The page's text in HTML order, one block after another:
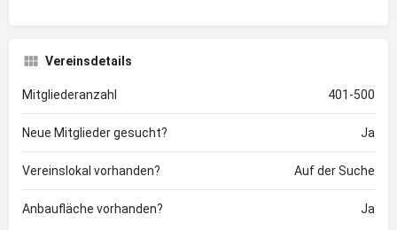
Vereinsdetails
Mitgliederanzahl 401-500
Neue Mitglieder gesucht? Ja
Vereinslokal vorhanden? Auf der Suche
Anbaufläche vorhanden? Ja